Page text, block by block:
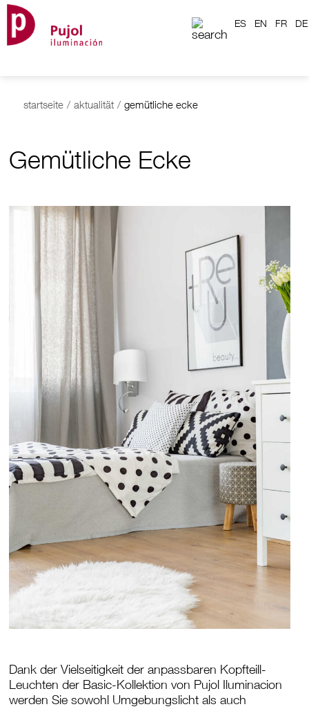
ES EN FR DE
startseite / aktualität / gemütliche ecke
Gemütliche Ecke
Dank der Vielseitigkeit der anpassbaren Kopfteill-
Leuchten der Basic-Kollektion von Pujol Iluminacion
werden Sie sowohl Umgebungslicht als auch